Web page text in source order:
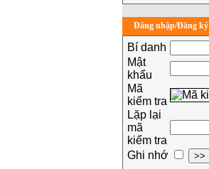
Đăng nhập/Đăng ký
Bí danh
Mật
khẩu
Mã
kiểm tra
Lặp lại
mã
kiểm tra
Ghi nhớ